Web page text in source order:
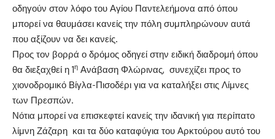
οδηγούν στον λόφο του Αγίου Παντελεήμονα από όπου
μπορεί να θαυμάσει κανείς την πόλη συμπληρώνουν αυτά
που αξίζουν να δει κανείς.
Προς τον βορρά ο δρόμος οδηγεί στην ειδική διαδρομή όπου
θα διεξαχθεί η 1η Ανάβαση Φλώρινας, συνεχίζει προς το
χιονοδρομικό Βίγλα-Πισοδέρι για να καταλήξει στις Λίμνες
των Πρεσπών.
Νότια μπορεί να επισκεφτεί κανείς την ιδανική για περίπατο
λίμνη Ζάζαρη και τα δύο καταφύγια του Αρκτούρου αυτό του